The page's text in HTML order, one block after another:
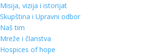
Misija, vizija i istorijat
Skupština i Upravni odbor
Naš tim
Mreže i članstva
Hospices of hope